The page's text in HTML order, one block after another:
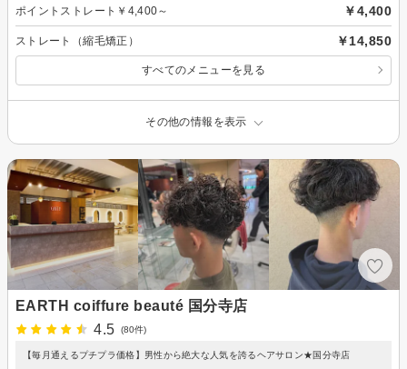
ポイントストレート￥4,400～ ￥4,400
ストレート（縮毛矯正） ￥14,850
すべてのメニューを見る
その他の情報を表示
EARTH coiffure beauté 国分寺店
4.5
(80件)
【毎月通えるプチプラ価格】男性から絶大な人気を誇るヘアサロン★国分寺店